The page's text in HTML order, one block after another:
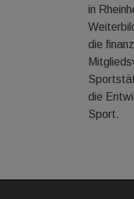
in
die
die
Sport.